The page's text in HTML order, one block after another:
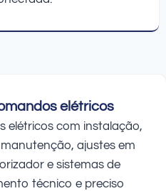
elétricos
elétricos com instalação,
ajustes em
e sistemas de
técnico e preciso